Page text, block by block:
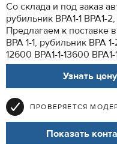
Со склада и под заказ
рубильник ВРА1-1 ВРА1-
Предлагаем к поставке
ВРА 1-1, рубильник ВРА
12600 ВРА1-1-13600
Узнать цену
ПРОВЕРЯЕТСЯ
Показать